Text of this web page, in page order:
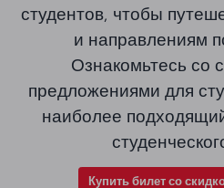
студентов, чтобы
и направлениям
Ознакомьтесь со
предложениями для
наиболее
Купить билет со